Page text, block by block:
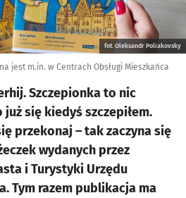
fot. Oleksandr Poliakovsky
jest m.in. w Centrach Obsługi Mieszkańca
Szczepionka to nic
się kiedyś szczepiłem.
przekonaj – tak zaczyna się
wydanych przez
i Turystyki Urzędu
Tym razem publikacja ma